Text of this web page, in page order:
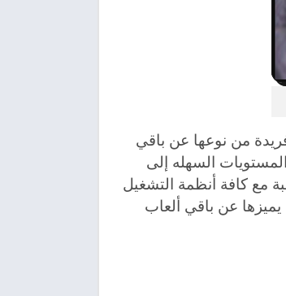
من نوعها عن باقي
السهله إلى
مع كافة أنظمة التشغيل
عن باقي ألعاب